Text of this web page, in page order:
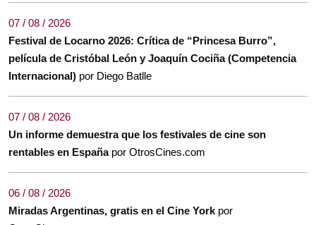
07 / 08 / 2026
Festival de Locarno 2026: Crítica de “Princesa Burro”,
película de Cristóbal León y Joaquín Cociña (Competencia
Internacional) por Diego Batlle
07 / 08 / 2026
Un informe demuestra que los festivales de cine son
rentables en España por OtrosCines.com
06 / 08 / 2026
Miradas Argentinas, gratis en el Cine York por